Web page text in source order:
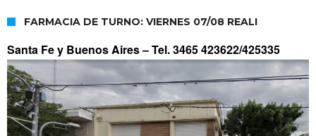
FARMACIA DE TURNO: VIERNES 07/08 REALI
Santa Fe y Buenos Aires –Tel. 3465 423622/425335